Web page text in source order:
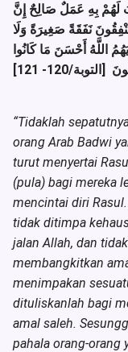
لَهُمْ بِهِ عَمَلٌ صَالِحٌ إِنَّ
أَجْرَ الْمُحْسِنِينَ (120) وَلَا يُنْفِقُونَ نَفَقَةً صَغِيرَةً وَلَا
اللَّهُ أَحْسَنَ مَا كَانُوا
[التوبة/120- 121]
“Tidaklah
orang Arab Badwi
turut menyertai
(pula) bagi mereka
mencintai diri
tidak ditimpa
jalan Allah, dan
membangkitkan
menimpakan
dituliskanlah bagi
amal saleh.
pahala orang-orang